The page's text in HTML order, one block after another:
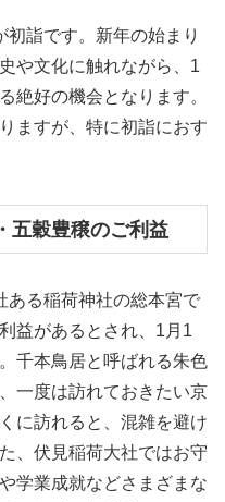
詣です。新年の始まり
や文化に触れながら、1
絶好の機会となります。
ますが、特に初詣におす
五穀豊穣のご利益
ある稲荷神社の総本宮で
益があるとされ、1月1
千本鳥居と呼ばれる朱色
一度は訪れておきたい京
に訪れると、混雑を避け
、伏見稲荷大社ではお守
学業成就などさまざまな